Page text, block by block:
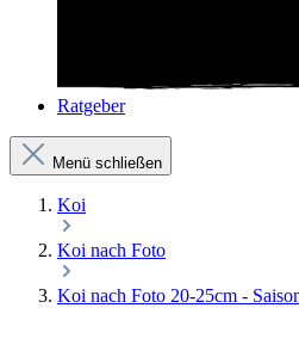
Ratgeber
Menü schließen
Koi
Koi nach Foto
Koi nach Foto 20-25cm -